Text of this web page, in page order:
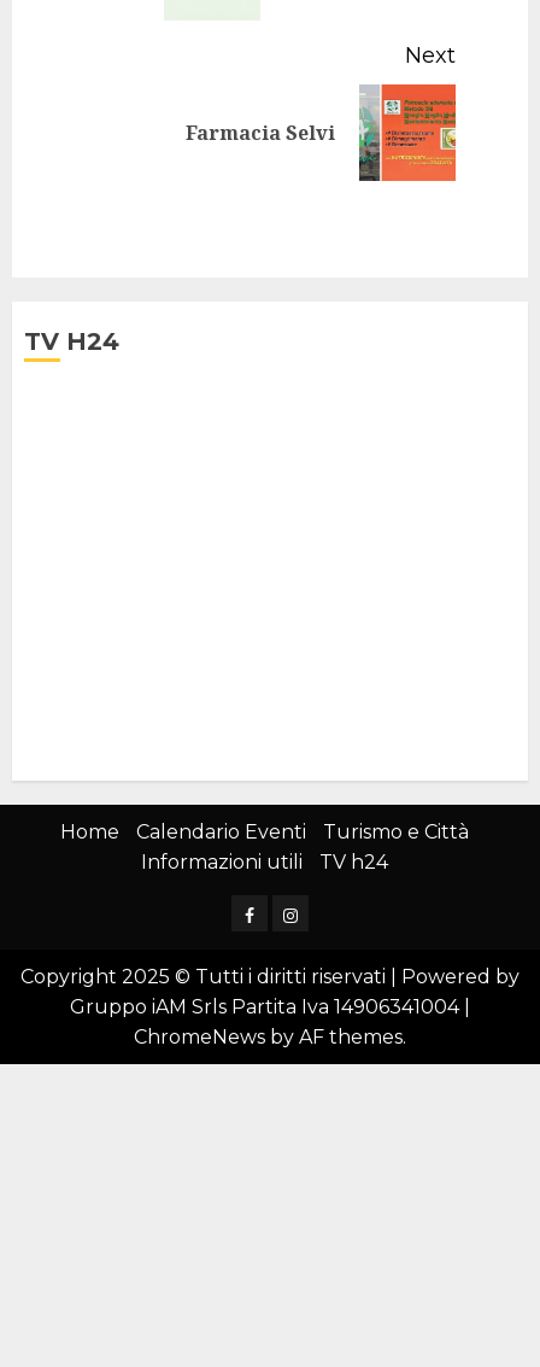
Next
Farmacia Selvi
TV H24
Home Calendario Eventi
Turismo e Città
Informazioni utili
TV h24
FacebookInstagram
Copyright 2025 © Tutti i diritti riservati | Powered by
Gruppo iAM Srls Partita Iva 14906341004
ChromeNews by AF themes.